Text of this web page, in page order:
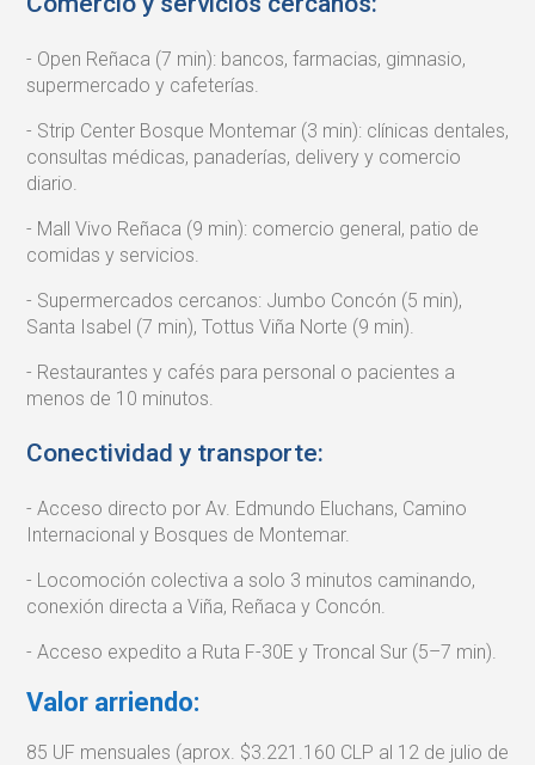
- Open Reñaca (7 min): bancos, farmacias, gimnasio,
supermercado y cafeterías.
- Strip Center Bosque Montemar (3 min): clínicas dentales,
consultas médicas, panaderías, delivery y comercio
diario.
- Mall Vivo Reñaca (9 min): comercio general, patio de
comidas y servicios.
- Supermercados cercanos: Jumbo Concón (5 min),
Santa Isabel (7 min), Tottus Viña Norte (9 min).
- Restaurantes y cafés para personal o pacientes a
menos de 10 minutos.
Conectividad y transporte:
- Acceso directo por Av. Edmundo Eluchans, Camino
Internacional y Bosques de Montemar.
- Locomoción colectiva a solo 3 minutos caminando,
conexión directa a Viña, Reñaca y Concón.
- Acceso expedito a Ruta F-30E y Troncal Sur (5–7 min).
Valor arriendo:
85 UF mensuales (aprox. $3.221.160 CLP al 12 de julio de